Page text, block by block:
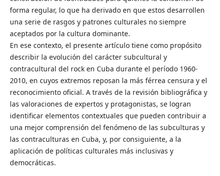
forma regular, lo que ha derivado en que estos desarrollen
una serie de rasgos y patrones culturales no siempre
aceptados por la cultura dominante.
En ese contexto, el presente artículo tiene como propósito
describir la evolución del carácter subcultural y
contracultural del rock en Cuba durante el período 1960-
2010, en cuyos extremos reposan la más férrea censura y el
reconocimiento oficial. A través de la revisión bibliográfica y
las valoraciones de expertos y protagonistas, se logran
identificar elementos contextuales que pueden contribuir a
una mejor comprensión del fenómeno de las subculturas y
las contraculturas en Cuba, y, por consiguiente, a la
aplicación de políticas culturales más inclusivas y
democráticas.